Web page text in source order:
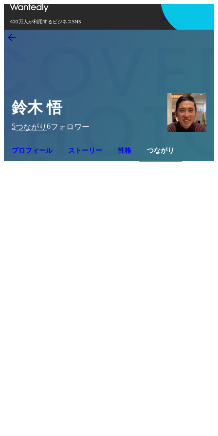
400万人が利用するビジネスSNS
アプリを使う
鈴木 悟
5つながり 6フォロワー
プロフィール ストーリー 性格 つながり